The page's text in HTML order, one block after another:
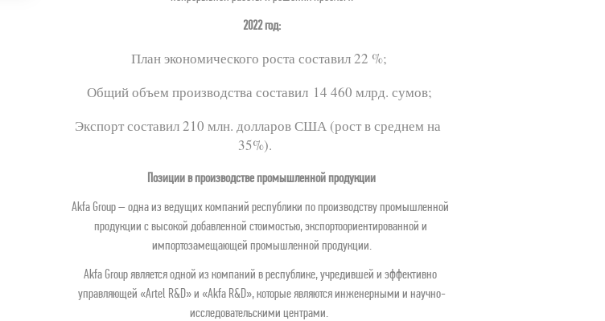
2022 год:
План экономического роста составил 22 %;
Общий объем производства составил 14 460 млрд. сумов;
Экспорт составил 210 млн. долларов США (рост в среднем на
35%).
Позиции в производстве промышленной продукции
Akfa Group – одна из ведущих компаний республики по производству промышленной
продукции с высокой добавленной стоимостью, экспортоориентированной и
импортозамещающей промышленной продукции.
Akfa Group является одной из компаний в республике, учредившей и эффективно
управляющей «Artel R&D» и «Akfa R&D», которые являются инженерными и научно-
исследовательскими центрами.